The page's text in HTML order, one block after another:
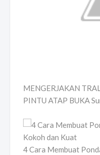
MENGERJAKAN
PINTU ATAP BUKA
4 Cara Membuat